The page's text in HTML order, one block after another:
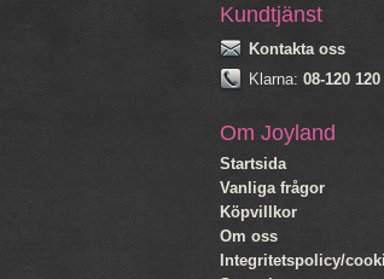
Kundtjänst
Kontakta oss
Klarna: 08-120 120
Om Joyland
Startsida
Vanliga frågor
Köpvillkor
Om oss
Integritetspolicy/